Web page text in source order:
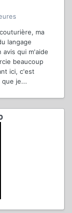
ma
langage
qui m'aide
beaucoup
ici, c'est
que je...